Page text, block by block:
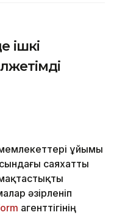
ішкі
ұйымы
саяхатты
әзірленіп
агенттігінің